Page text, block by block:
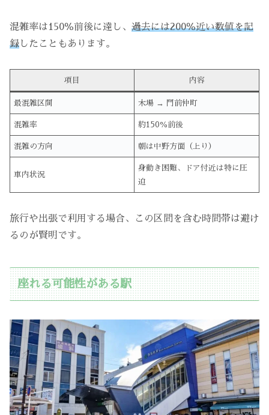
混雑率は150％前後に達し、 過去には200％近い数値を記
録したこともあります。
項目 内容
最混雑区間 木場 → 門前仲町
混雑率 約150％前後
混雑の方向 朝は中野方面（上り）
車内状況
身動き困難、ドア付近は特に圧
迫
旅行や出張で利用する場合、この区間を含む時間帯は避け
るのが賢明です。
座れる可能性がある駅